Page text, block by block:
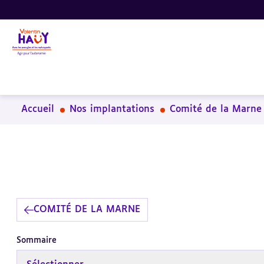
Aller
au
contenu
principal
Aller
au
pied
de
Aller
à
la
recherche
Accueil Nos implantations Comité de la Marne
COMITÉ DE LA MARNE
Sommaire